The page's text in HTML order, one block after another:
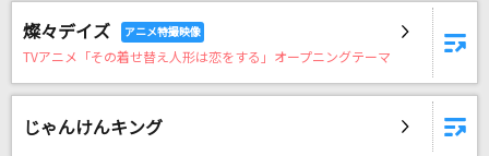
DAMに会員登録・ログインして
カラオケをもっと楽しもう！
燦々デイズ
TVアニメ「その着せ替え人形は恋をする」オープニングテーマ
じゃんけんキング